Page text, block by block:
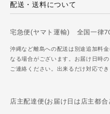
配送・送料について
宅急便(ヤマト運輸) 全国一律
沖縄など離島への配送は別途追加料
なる場合がございます。お届け日時
ご連絡ください。出来るだけ対応で
店主配達便(お届け日は店主都